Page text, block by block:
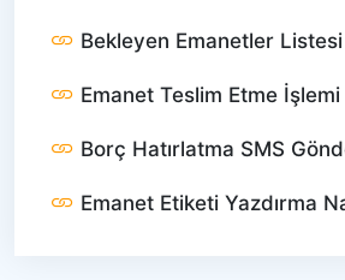
Bekleyen Emanetler
Emanet Teslim Etme İşlemi
Borç Hatırlatma SMS
Emanet Etiketi Yazdırma